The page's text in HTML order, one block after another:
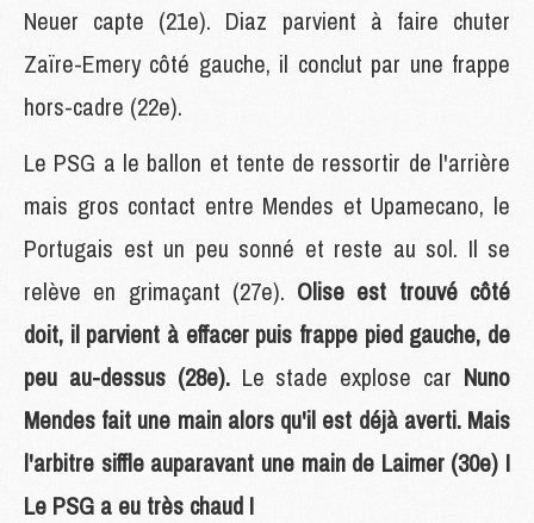
Neuer capte (21e). Diaz parvient à faire chuter
Zaïre-Emery côté gauche, il conclut par une frappe
hors-cadre (22e).
Le PSG a le ballon et tente de ressortir de l'arrière
mais gros contact entre Mendes et Upamecano, le
Portugais est un peu sonné et reste au sol. Il se
relève en grimaçant (27e). Olise est trouvé côté
doit, il parvient à effacer puis frappe pied gauche, de
peu au-dessus (28e). Le stade explose car Nuno
Mendes fait une main alors qu'il est déjà averti. Mais
l'arbitre siffle auparavant une main de Laimer (30e) !
Le PSG a eu très chaud !